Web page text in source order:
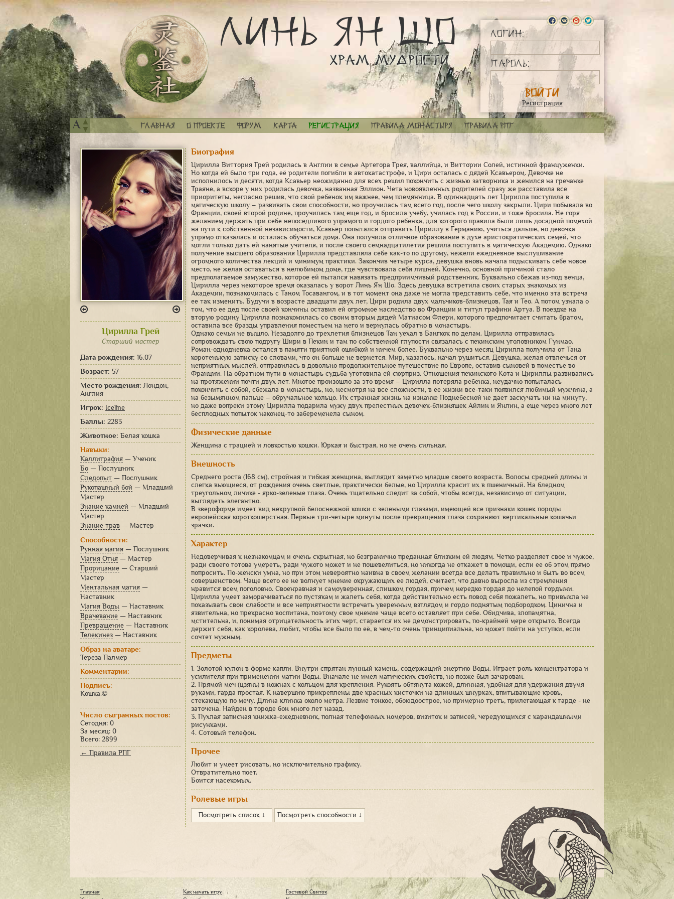
Логин:
Пароль:
Регистрация
A ▲
▼ Главная О проекте Форум Карта Регистрация Правила монастыря Правила РПГ
Цирилла Грей
Старший мастер
Дата рождения: 16.07
Возраст: 57
Место рождения: Лондон,
Англия
Игрок: Iceline
Баллы: 2283
Животное: Белая кошка
Навыки:
Каллиграфия — Ученик
Бо — Послушник
Следопыт — Послушник
Рукопашный бой — Младший
Мастер
Знание камней — Младший
Мастер
Знание трав — Мастер
Способности:
Рунная магия — Послушник
Магия Огня — Мастер
Прорицание — Старший
Мастер
Ментальная магия —
Наставник
Магия Воды — Наставник
Врачевание — Наставник
Превращение — Наставник
Телекинез — Наставник
Образ на аватаре:
Тереза Палмер
Комментарии:
Подпись:
Кошка.©
Число сыгранных постов:
Сегодня: 0
За месяц: 0
Всего: 2899
← Правила РПГ
Биография
Цирилла Виттория Грей родилась в Англии в семье Артегора Грея, валлийца, и Виттории Солей, истинной француженки.
Но когда ей было три года, её родители погибли в автокатастрофе, и Цири осталась с дядей Ксавьером. Девочке не
исполнилось и десяти, когда Ксавьер неожиданно для всех решил покончить с жизнью затворника и женился на гречанке
Траяне, а вскоре у них родилась девочка, названная Эллион. Чета новоявленных родителей сразу же расставила все
приоритеты, негласно решив, что свой ребенок им важнее, чем племянница. В одиннадцать лет Цирилла поступила в
магическую школу – развивать свои способности, но проучилась там всего год, после чего школу закрыли. Цири побывала во
Франции, своей второй родине, проучилась там еще год, и бросила учебу, училась год в России, и тоже бросила. Не горя
желанием держать при себе непоседливого упрямого и гордого ребенка, для которого правила были лишь досадной помехой
на пути к собственной независимости, Ксавьер попытался отправить Цириллу в Германию, учиться дальше, но девочка
упрямо отказалась и осталась обучаться дома. Она получила отличное образование в духе аристократических семей, что
могли только дать ей нанятые учителя, и после своего семнадцатилетия решила поступить в магическую Академию. Однако
получение высшего образования Цирилла представляла себе как-то по другому, нежели ежедневное выслушивание
огромного количества лекций и минимум практики. Закончив четыре курса, девушка вновь начала подыскивать себе новое
место, не желая оставаться в нелюбимом доме, где чувствовала себя лишней. Конечно, основной причиной стало
предполагаемое замужество, которое ей пытался навязать предприимчивый родственник. Буквально сбежав из-под венца,
Цирилла через некоторое время оказалась у ворот Линь Ян Шо. Здесь девушка встретила своих старых знакомых из
Академии, познакомилась с Таном Тосавангом, и в тот момент она даже не могла представить себе, что именно эта встреча
ее так изменить. Будучи в возрасте двадцати двух лет, Цири родила двух мальчиков-близнецов, Тая и Тео. А потом узнала о
том, что ее дед после своей кончины оставил ей огромное наследство во Франции и титул графини Артуа. В поездке на
вторую родину Цирилла познакомилась со своим вторым дядей Матиасом Флери, которого предпочитает считать братом,
оставила все бразды управления поместьем на него и вернулась обратно в монастырь.
Однако семьи не вышло. Незадолго до трехлетия близнецов Тан уехал в Бангкок по делам. Цирилла отправилась
сопровождать свою подругу Шири в Пекин и там по собственной глупости связалась с пекинским уголовником Гунмао.
Роман-однодневка остался в памяти приятной ошибкой и ничем более. Буквально через месяц Цирилла получила от Тана
коротенькую записку со словами, что он больше не вернется. Мир, казалось, начал рушиться. Девушка, желая отвлечься от
неприятных мыслей, отправилась в довольно продолжительное путешествие по Европе, оставив сыновей в поместье во
Франции. На обратном пути в монастырь судьба уготовила ей сюрприз. Отношения пекинского Кота и Цириллы развивались
на протяжении почти двух лет. Многое произошло за это время – Цирилла потеряла ребенка, неудачно попыталась
покончить с собой, сбежала в монастырь, но, несмотря на все сложности, в ее жизни все-таки появился любимый мужчина, а
на безымянном пальце – обручальное кольцо. Их странная жизнь на изнанке Поднебесной не дает заскучать ни на минуту,
но даже вопреки этому Цирилла подарила мужу двух прелестных девочек-близняшек Айлин и Янлин, а еще через много лет
бесплодных попыток наконец-то забеременела сыном.
Физические данные
Женщина с грацией и ловкостью кошки. Юркая и быстрая, но не очень сильная.
Внешность
Среднего роста (168 см), стройная и гибкая женщина, выглядит заметно младше своего возраста. Волосы средней длины и
слегка вьющиеся, от рождения очень светлые, практически белые, но Цирилла красит их в пшеничный. На бледном
треугольном личике - ярко-зеленые глаза. Очень тщательно следит за собой, чтобы всегда, независимо от ситуации,
выглядеть элегантно.
В звероформе имеет вид некрупной белоснежной кошки с зелеными глазами, имеющей все признаки кошек породы
европейская короткошерстная. Первые три-четыре минуты после превращения глаза сохраняют вертикальные кошачьи
зрачки.
Характер
Недоверчивая к незнакомцам и очень скрытная, но безгранично преданная близким ей людям. Четко разделяет свое и чужое,
ради своего готова умереть, ради чужого может и не пошевелиться, но никогда не откажет в помощи, если ее об этом прямо
попросить. По-женски умна, но при этом невероятно наивна в своем желании всегда все делать правильно и быть во всем
совершенством. Чаще всего ее не волнует мнение окружающих ее людей, считает, что давно выросла из стремления
нравится всем поголовно. Своенравная и самоуверенная, слишком гордая, причем нередко гордая до нелепой гордыни.
Цирилла умеет заморачиваться по пустякам и жалеть себя, когда действительно есть повод себя пожалеть, но привыкла не
показывать свои слабости и все неприятности встречать уверенным взглядом и гордо поднятым подбородком. Цинична и
язвительна, но прекрасно воспитана, поэтому свое мнение чаще всего оставляет при себе. Обидчива, злопамятна,
мстительна, и, понимая отрицательность этих черт, старается их не демонстрировать, по-крайней мере открыто. Всегда
держит себя, как королева, любит, чтобы все было по её, в чем-то очень принципиальна, но может пойти на уступки, если
сочтет нужным.
Предметы
1. Золотой кулон в форме капли. Внутри спрятан лунный камень, содержащий энергию Воды. Играет роль концентратора и
усилителя при применении магии Воды. Вначале не имел магических свойств, но позже был зачарован.
2. Прямой меч (цзянь) в ножнах с кольцом для крепления. Рукоять обтянута кожей, длинная, удобная для удержания двумя
руками, гарда простая. К навершию прикреплены две красных кисточки на длинных шнурках, впитывающие кровь,
стекающую по мечу. Длина клинка около метра. Лезвие тонкое, обоюдоострое, но примерно треть, прилегающая к гарде - не
заточена. Найден в городе бон много лет назад.
3. Пухлая записная книжка-ежедневник, полная телефонных номеров, визиток и записей, чередующихся с карандашными
рисунками.
4. Сотовый телефон.
Прочее
Любит и умеет рисовать, но исключительно графику.
Отвратительно поет.
Боится насекомых.
Ролевые игры
Посмотреть список ↓ Посмотреть способности ↓
Главная
Как начать игру
Гостевой Свиток